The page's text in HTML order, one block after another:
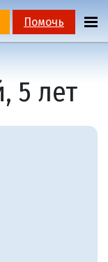
Помочь
5 лет